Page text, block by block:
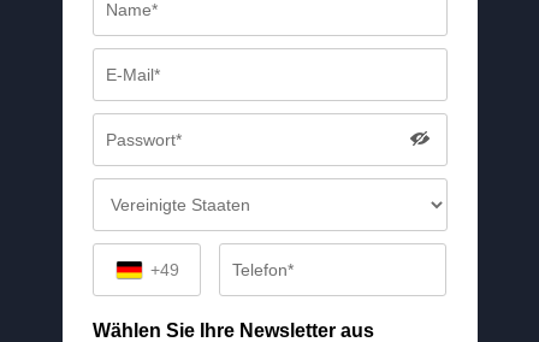
+49
Wählen Sie Ihre Newsletter aus